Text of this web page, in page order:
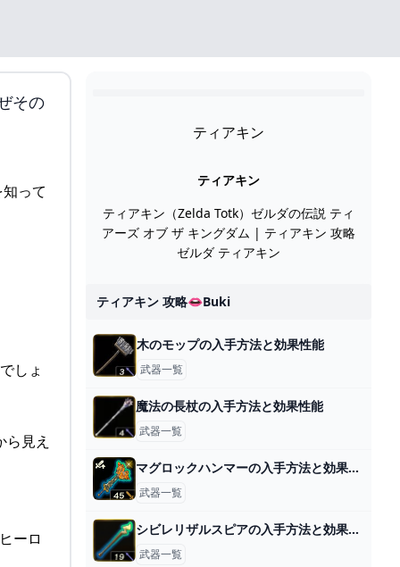
その
しょ
見え
ーロ
ティアキン
ティアキン
ティアキン（Zelda Totk）ゼルダの伝説 ティ
アーズ オブ ザ キングダム | ティアキン 攻略
ゼルダ ティアキン
ティアキン 攻略👄buki
木のモップの入手方法と効果性能
武器一覧
魔法の長杖の入手方法と効果性能
武器一覧
マグロックハンマーの入手方法と効果性能
武器一覧
シビレリザルスピアの入手方法と効果性能
武器一覧